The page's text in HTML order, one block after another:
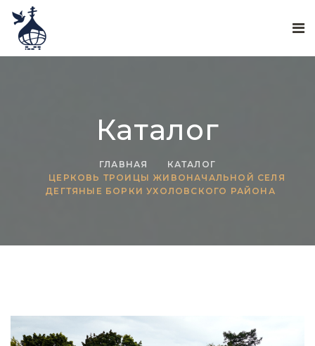
Каталог
ГЛАВНАЯ
КАТАЛОГ
ЦЕРКОВЬ ТРОИЦЫ ЖИВОНАЧАЛЬНОЙ СЕЛЯ
ДЕГТЯНЫЕ БОРКИ УХОЛОВСКОГО РАЙОНА